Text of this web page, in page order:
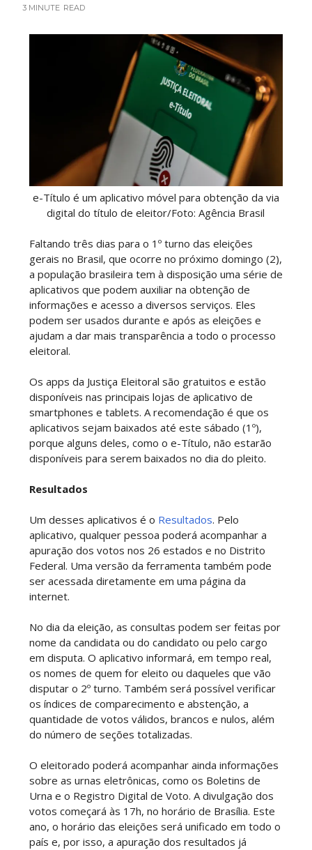
3 MINUTE READ
e-Título é um aplicativo móvel para obtenção da via
digital do título de eleitor/Foto: Agência Brasil
Faltando três dias para o 1º turno das eleições
gerais no Brasil, que ocorre no próximo domingo (2),
a população brasileira tem à disposição uma série de
aplicativos que podem auxiliar na obtenção de
informações e acesso a diversos serviços. Eles
podem ser usados durante e após as eleições e
ajudam a dar mais transparência a todo o processo
eleitoral.
Os apps da Justiça Eleitoral são gratuitos e estão
disponíveis nas principais lojas de aplicativo de
smartphones e tablets. A recomendação é que os
aplicativos sejam baixados até este sábado (1º),
porque alguns deles, como o e-Título, não estarão
disponíveis para serem baixados no dia do pleito.
Resultados
Um desses aplicativos é o Resultados. Pelo
aplicativo, qualquer pessoa poderá acompanhar a
apuração dos votos nos 26 estados e no Distrito
Federal. Uma versão da ferramenta também pode
ser acessada diretamente em uma página da
internet.
No dia da eleição, as consultas podem ser feitas por
nome da candidata ou do candidato ou pelo cargo
em disputa. O aplicativo informará, em tempo real,
os nomes de quem for eleito ou daqueles que vão
disputar o 2º turno. Também será possível verificar
os índices de comparecimento e abstenção, a
quantidade de votos válidos, brancos e nulos, além
do número de seções totalizadas.
O eleitorado poderá acompanhar ainda informações
sobre as urnas eletrônicas, como os Boletins de
Urna e o Registro Digital de Voto. A divulgação dos
votos começará às 17h, no horário de Brasília. Este
ano, o horário das eleições será unificado em todo o
país e, por isso, a apuração dos resultados já